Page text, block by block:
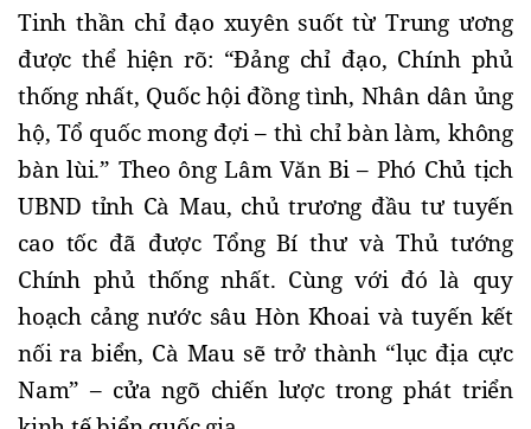
Tinh thần chỉ đạo xuyên suốt từ Trung ương
được thể hiện rõ: “Đảng chỉ đạo, Chính phủ
thống nhất, Quốc hội đồng tình, Nhân dân ủng
hộ, Tổ quốc mong đợi – thì chỉ bàn làm, không
bàn lùi.” Theo ông Lâm Văn Bi – Phó Chủ tịch
UBND tỉnh Cà Mau, chủ trương đầu tư tuyến
cao tốc đã được Tổng Bí thư và Thủ tướng
Chính phủ thống nhất. Cùng với đó là quy
hoạch cảng nước sâu Hòn Khoai và tuyến kết
nối ra biển, Cà Mau sẽ trở thành “lục địa cực
Nam” – cửa ngõ chiến lược trong phát triển